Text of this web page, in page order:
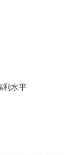
利水平